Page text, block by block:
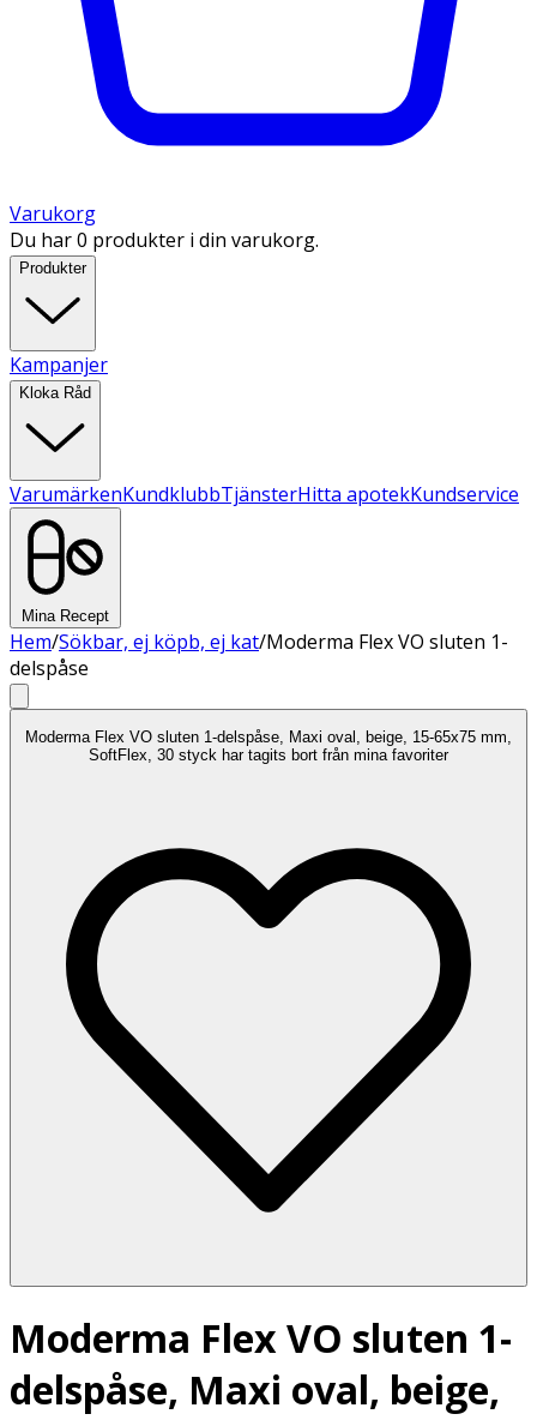
Varukorg
Du har 0 produkter i din varukorg.
Produkter
Kampanjer
Kloka Råd
VarumärkenKundklubbTjänsterHitta apotekKundservice
Mina Recept
Hem/Sökbar, ej köpb, ej kat/Moderma Flex VO sluten 1-
delspåse
Moderma Flex VO sluten 1-delspåse, Maxi oval, beige, 15-65x75 mm,
SoftFlex, 30 styck har tagits bort från mina favoriter
Moderma Flex VO sluten 1-
delspåse, Maxi oval, beige,